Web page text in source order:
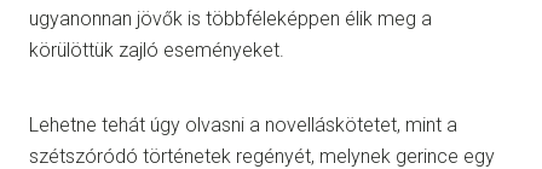
ugyanonnan jövők is többféleképpen élik meg a
körülöttük zajló eseményeket.
Lehetne tehát úgy olvasni a novelláskötetet, mint a
szétszóródó történetek regényét, melynek gerince egy